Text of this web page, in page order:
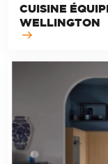
CUISINE
WELLINGTON